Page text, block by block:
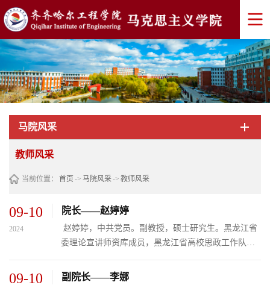
马院风采
教师风采
当前位置： 首页 -> 马院风采-> 教师风采
09-10
2024
院长——赵婷婷
​ 赵婷婷，中共党员。副教授，硕士研究生。黑龙江省
委理论宣讲师资库成员，黑龙江省高校思政工作队伍
年讲师团”成员。校级教学“名师”，获得校级教学成果
09-10 副院长——李娜